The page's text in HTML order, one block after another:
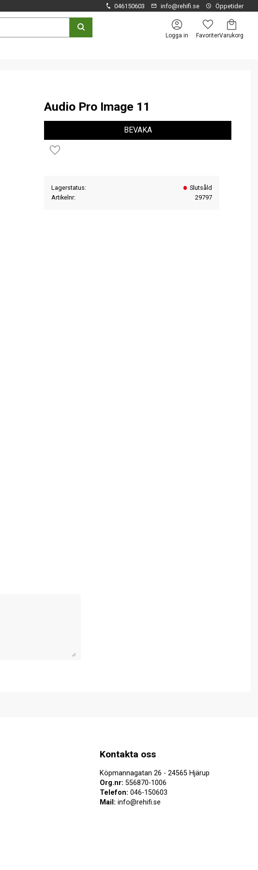
046150603 info@rehifi.se Öppetider
Logga in
Favoriter
Kundvagn
Audio Pro Image 11
Lägg till i favoriter
BEVAKA
Lagerstatus
Slutsåld
Artikelnr
29797
Kontakta oss
Köpmannagatan 26 - 24565 Hjärup
Org.nr: 556870-1006
Telefon: 046-150603
Mail: info@rehifi.se